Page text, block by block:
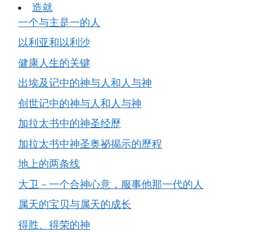
造就
一个与主是一的人
以利亚和以利沙
健康人生的关键
出埃及记中的神与人和人与神
创世记中的神与人和人与神
加拉太书中的神圣经歷
加拉太书中神圣奥祕揭示的歷程
地上的两条线
大卫－一个合神心意，服事他那一代的人
属天的宝贝与属天的成长
得胜、得荣的神